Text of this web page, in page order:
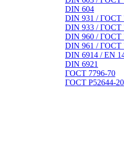
DIN 604
DIN 931 / ГОСТ
DIN 933 / ГОСТ
DIN 960 / ГОСТ
DIN 961 / ГОСТ
DIN 6914 / EN
DIN 6921
ГОСТ 7796-70
ГОСТ Р52644-